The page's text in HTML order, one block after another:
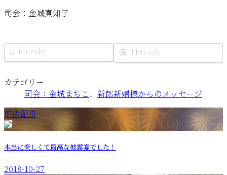
司会：金城真知子
Bluesky Threads
カテゴリー
司会：金城まちこ、 新郎新婦様からのメッセージ
前の記事
本当に楽しくて最高な披露宴でした！
2018-10-27